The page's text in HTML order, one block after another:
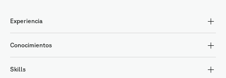
Experiencia
Conocimientos
Skills